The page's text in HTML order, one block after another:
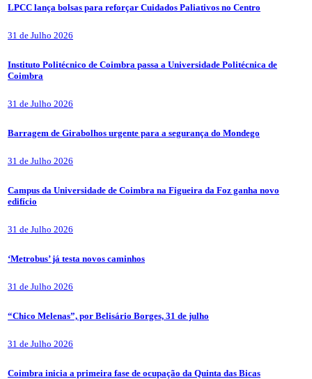
LPCC lança bolsas para reforçar Cuidados Paliativos no Centro
31 de Julho 2026
Instituto Politécnico de Coimbra passa a Universidade Politécnica de
Coimbra
31 de Julho 2026
Barragem de Girabolhos urgente para a segurança do Mondego
31 de Julho 2026
Campus da Universidade de Coimbra na Figueira da Foz ganha novo
edifício
31 de Julho 2026
‘Metrobus’ já testa novos caminhos
31 de Julho 2026
“Chico Melenas”, por Belisário Borges, 31 de julho
31 de Julho 2026
Coimbra inicia a primeira fase de ocupação da Quinta das Bicas